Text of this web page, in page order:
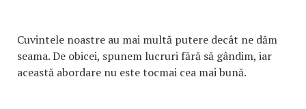
Cuvintele noastre au mai multă putere decât ne dăm
seama. De obicei, spunem lucruri fără să gândim, iar
această abordare nu este tocmai cea mai bună.